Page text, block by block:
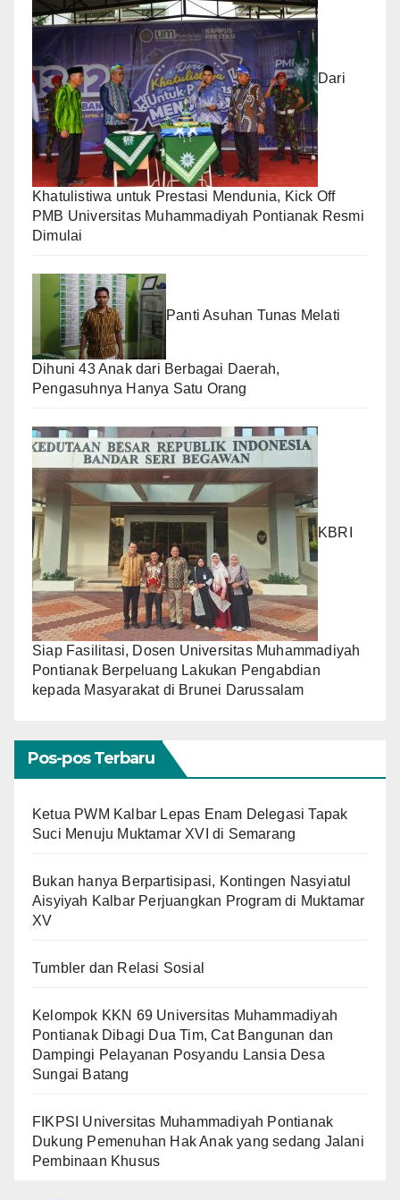
Dari
Khatulistiwa untuk Prestasi Mendunia, Kick Off
PMB Universitas Muhammadiyah Pontianak Resmi
Dimulai
Panti Asuhan Tunas Melati
Dihuni 43 Anak dari Berbagai Daerah,
Pengasuhnya Hanya Satu Orang
KBRI
Siap Fasilitasi, Dosen Universitas Muhammadiyah
Pontianak Berpeluang Lakukan Pengabdian
kepada Masyarakat di Brunei Darussalam
Pos-pos Terbaru
Ketua PWM Kalbar Lepas Enam Delegasi Tapak
Suci Menuju Muktamar XVI di Semarang
Bukan hanya Berpartisipasi, Kontingen Nasyiatul
Aisyiyah Kalbar Perjuangkan Program di Muktamar
XV
Tumbler dan Relasi Sosial
Kelompok KKN 69 Universitas Muhammadiyah
Pontianak Dibagi Dua Tim, Cat Bangunan dan
Dampingi Pelayanan Posyandu Lansia Desa
Sungai Batang
FIKPSI Universitas Muhammadiyah Pontianak
Dukung Pemenuhan Hak Anak yang sedang Jalani
Pembinaan Khusus